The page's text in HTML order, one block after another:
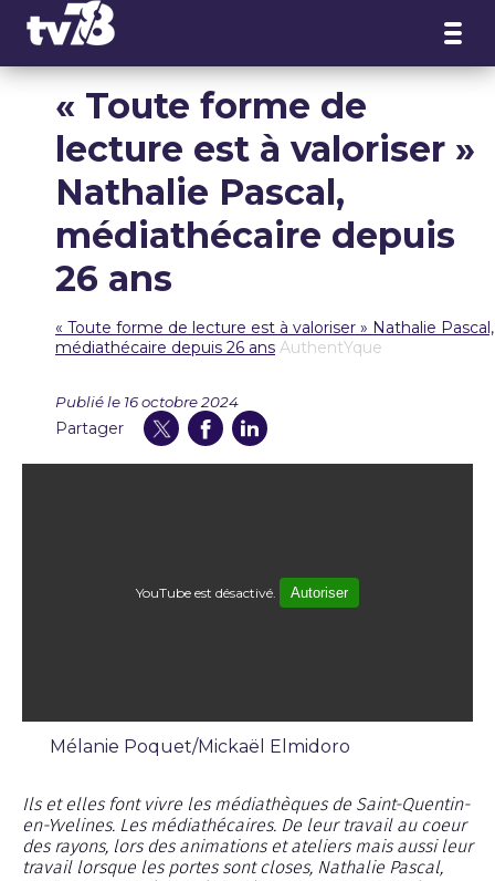
« Toute forme de
lecture est à valoriser »
Nathalie Pascal,
médiathécaire depuis
26 ans
« Toute forme de lecture est à valoriser » Nathalie Pascal,
médiathécaire depuis 26 ans AuthentYque
Publié le 16 octobre 2024
Partager
YouTube est désactivé. Autoriser
Mélanie Poquet/Mickaël Elmidoro
Ils et elles font vivre les médiathèques de Saint-Quentin-
en-Yvelines. Les médiathécaires. De leur travail au coeur
des rayons, lors des animations et ateliers mais aussi leur
travail lorsque les portes sont closes, Nathalie Pascal,
Panneau de gestion des cookies